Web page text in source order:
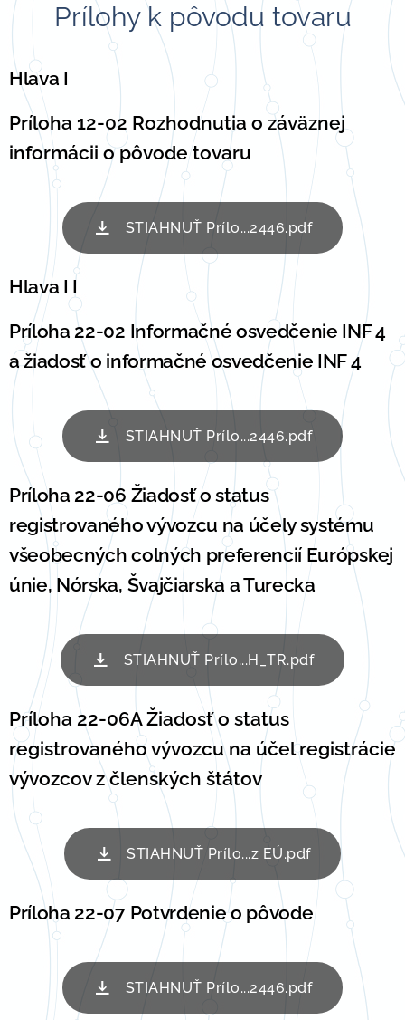
Prílohy k pôvodu tovaru
Hlava I
Príloha 12-02 Rozhodnutia o záväznej
informácii o pôvode tovaru
STIAHNUŤ Prílo...2446.pdf
Hlava I I
Príloha 22-02 Informačné osvedčenie INF 4
a žiadosť o informačné osvedčenie INF 4
STIAHNUŤ Prílo...2446.pdf
Príloha 22-06 Žiadosť o status
registrovaného vývozcu na účely systému
všeobecných colných preferencií Európskej
únie, Nórska, Švajčiarska a Turecka
STIAHNUŤ Prílo...H_TR.pdf
Príloha 22-06A Žiadosť o status
registrovaného vývozcuna účel registrácie
vývozcov z členských štátov
STIAHNUŤ Prílo...z EÚ.pdf
Príloha 22-07 Potvrdenie o pôvode
STIAHNUŤ Prílo...2446.pdf